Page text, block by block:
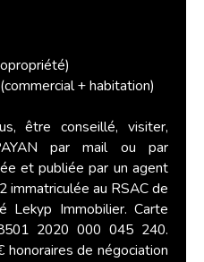
+ habitation)
être conseillé, visiter,
par mail ou par
et publiée par un agent
immatriculée au RSAC de
Lekyp Immobilier. Carte
2020 000 045 240.
de négociation